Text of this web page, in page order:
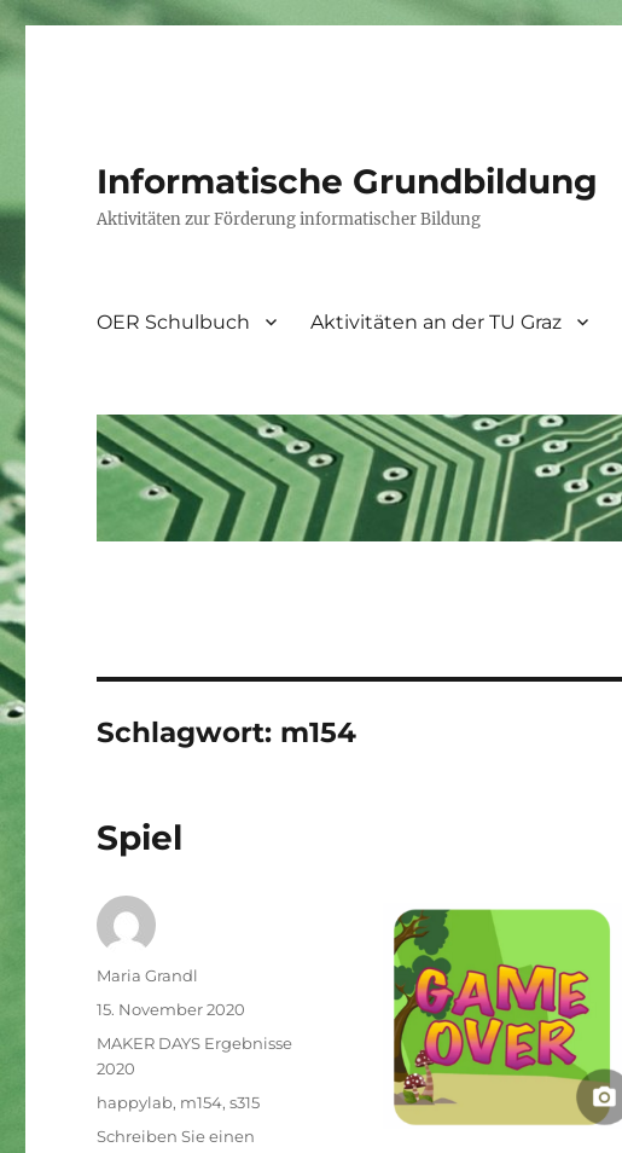
Informatische Grundbildung
Aktivitäten zur Förderung informatischer Bildung
OER Schulbuch Aktivitäten an der TU Graz
Schlagwort: m154
Spiel
Autor
Maria Grandl
Veröffentlicht
15. November 2020
Kategorien
MAKER DAYS Ergebnisse
2020
Schlagwörter
happylab, m154,s315
Schreiben Sie einen